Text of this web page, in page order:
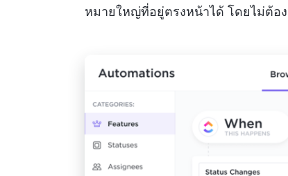
หมายใหญ่ที่อยู่ตรงหน้าได้ โดยไม่ต้อ